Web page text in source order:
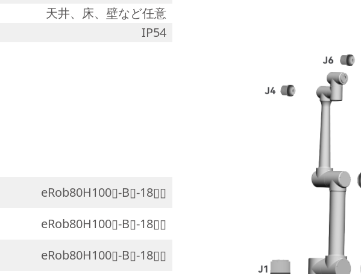
天井、床、壁など任意
IP54
eRob80H100▯-B▯-18▯▯
eRob80H100▯-B▯-18▯▯
eRob80H100▯-B▯-18▯▯